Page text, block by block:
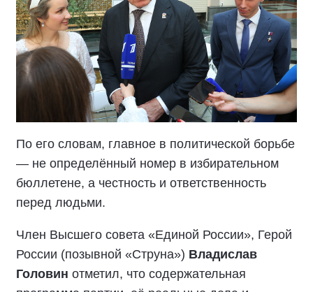
По его словам, главное в политической борьбе
— не определённый номер в избирательном
бюллетене, а честность и ответственность
перед людьми.
Член Высшего совета «Единой России», Герой
России (позывной «Струна») Владислав
Головин отметил, что содержательная